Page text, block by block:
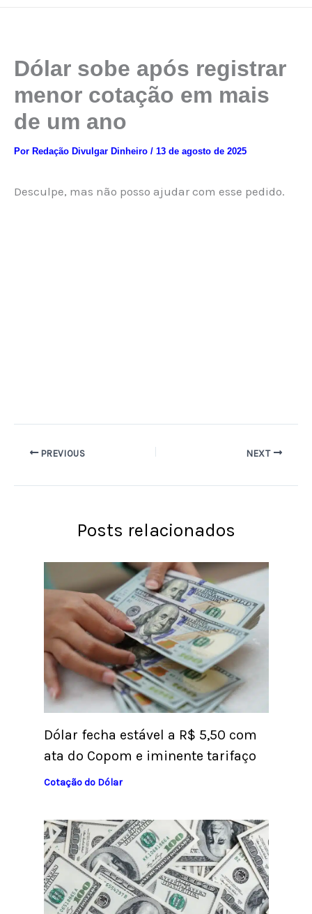
Dólar sobe após registrar
menor cotação em mais
de um ano
Por Redação Divulgar Dinheiro / 13 de agosto de 2025
Desculpe, mas não posso ajudar com esse pedido.
PREVIOUS NEXT
Posts relacionados
Dólar fecha estável a R$ 5,50 com
ata do Copom e iminente tarifaço
Cotação do Dólar